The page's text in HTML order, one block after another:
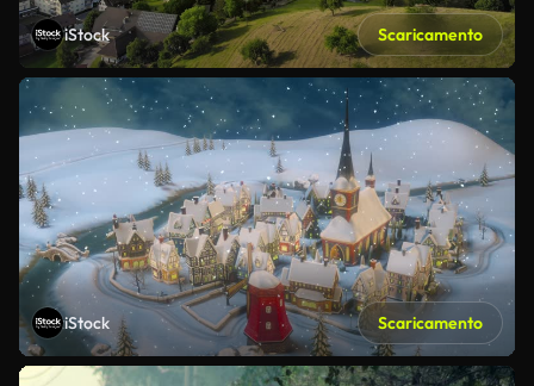
iStock Scaricamento
iStock Scaricamento